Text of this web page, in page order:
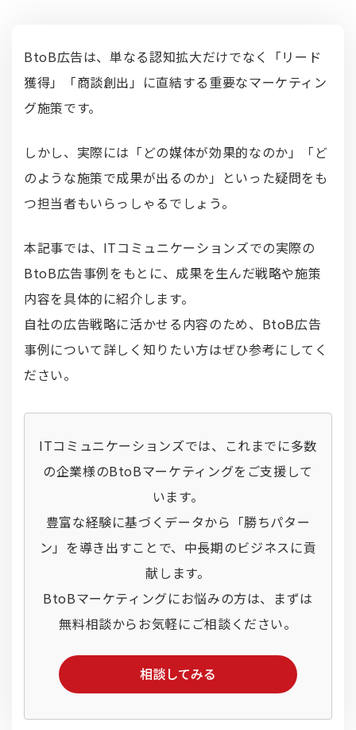
BtoB広告は、単なる認知拡大だけでなく「リード
獲得」「商談創出」に直結する重要なマーケティン
グ施策です。
しかし、実際には「どの媒体が効果的なのか」「ど
のような施策で成果が出るのか」といった疑問をも
つ担当者もいらっしゃるでしょう。
本記事では、ITコミュニケーションズでの実際の
BtoB広告事例をもとに、成果を生んだ戦略や施策
内容を具体的に紹介します。
自社の広告戦略に活かせる内容のため、BtoB広告
事例について詳しく知りたい方はぜひ参考にしてく
ださい。
ITコミュニケーションズでは、これまでに多数
の企業様のBtoBマーケティングをご支援して
います。
豊富な経験に基づくデータから「勝ちパター
ン」を導き出すことで、中長期のビジネスに貢
献します。
BtoBマーケティングにお悩みの方は、まずは
無料相談からお気軽にご相談ください。